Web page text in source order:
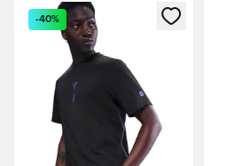
Öffnet ein Fenster zum
-40%